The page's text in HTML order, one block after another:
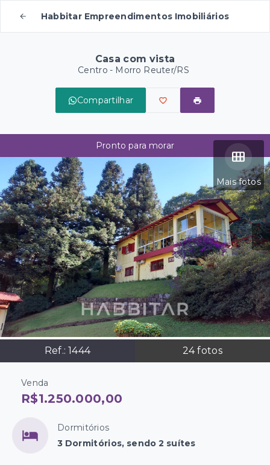
Habbitar Empreendimentos Imobiliários
Casa com vista
Centro - Morro Reuter/RS
Compartilhar
Mais fotos
Ref.: 1444 24fotos
Pronto para morar
Venda
R$1.250.000,00
Dormitórios
3 Dormitórios, sendo 2 suítes